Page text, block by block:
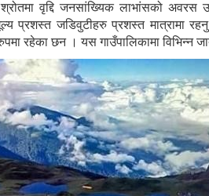
श्रोतमा वृद्दि जनसांख्यिक लाभांसको
प्रशस्त जडिवुटीहरु प्रशस्त मात्रामा रहनु
रहेका छन । यस गाउँपालिकामा विभिन्न